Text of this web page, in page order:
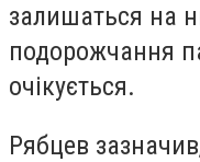
залишаться на
подорожчання
очікується.
Рябцев